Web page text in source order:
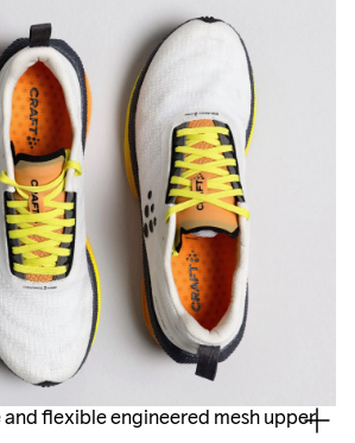
flexible engineered mesh upper